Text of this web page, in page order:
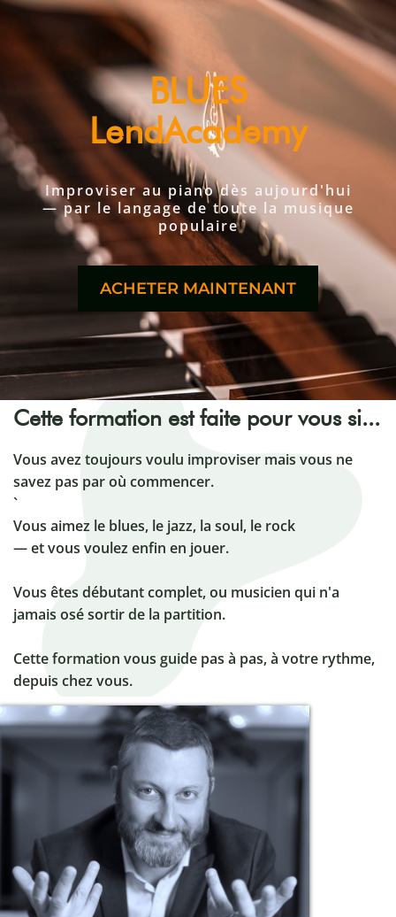
BLUES
LendAcademy
Improviser au piano dès aujourd'hui
— par le langage de toute la musique
populaire
ACHETER MAINTENANT
Cette formation est faite pour vous si...
Vous avez toujours voulu improviser mais vous ne
savez pas par où commencer.
`
Vous aimez le blues, le jazz, la soul, le rock
— et vous voulez enfin en jouer.
Vous êtes débutant complet, ou musicien qui n'a
jamais osé sortir de la partition.
Cette formation vous guide pas à pas, à votre rythme,
depuis chez vous.